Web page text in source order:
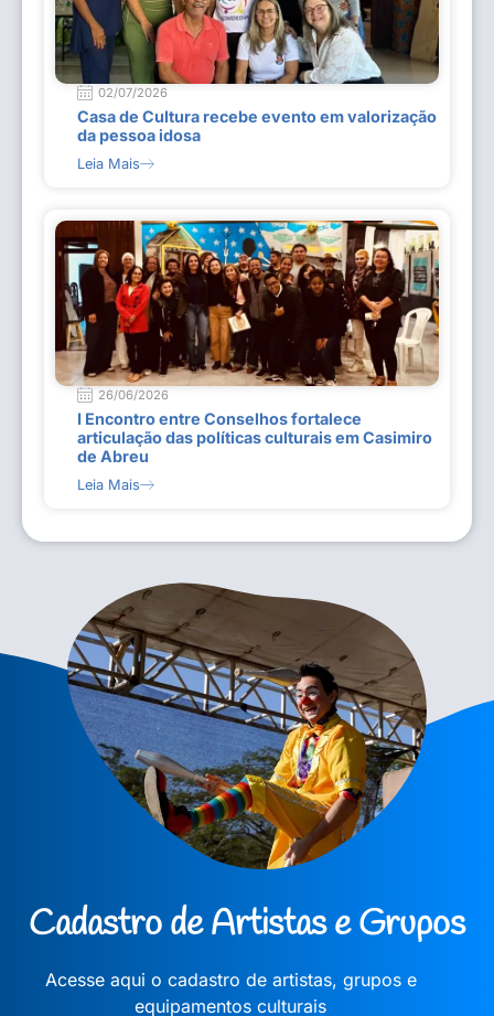
02/07/2026
Casa de Cultura recebe evento em valorização
da pessoa idosa
Leia Mais
26/06/2026
I Encontro entre Conselhos fortalece
articulação das políticas culturais em Casimiro
de Abreu
Leia Mais
Cadastro de Artistas e Grupos
Acesse aqui o cadastro de artistas, grupos e
equipamentos culturais